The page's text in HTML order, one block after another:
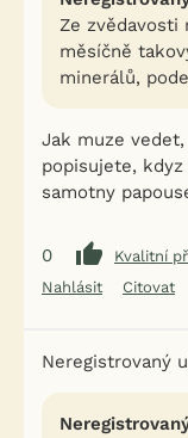
Ze zvědavosti
měsíčně
minerálů,
Jak muze
popisujete,
samotny
0
Kvalitní
Nahlásit
Citovat
Neregistrovaný